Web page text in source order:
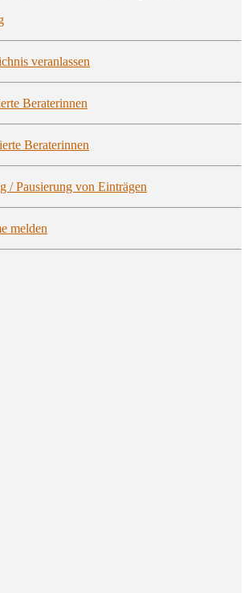
veranlassen
Beraterinnen
Beraterinnen
/ Pau­sie­rung von Einträgen
melden